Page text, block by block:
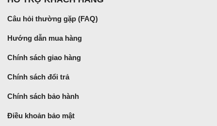
Câu hỏi thường gặp (FAQ)
Hướng dẫn mua hàng
Chính sách giao hàng
Chính sách đổi trả
Chính sách bảo hành
Điều khoản bảo mật